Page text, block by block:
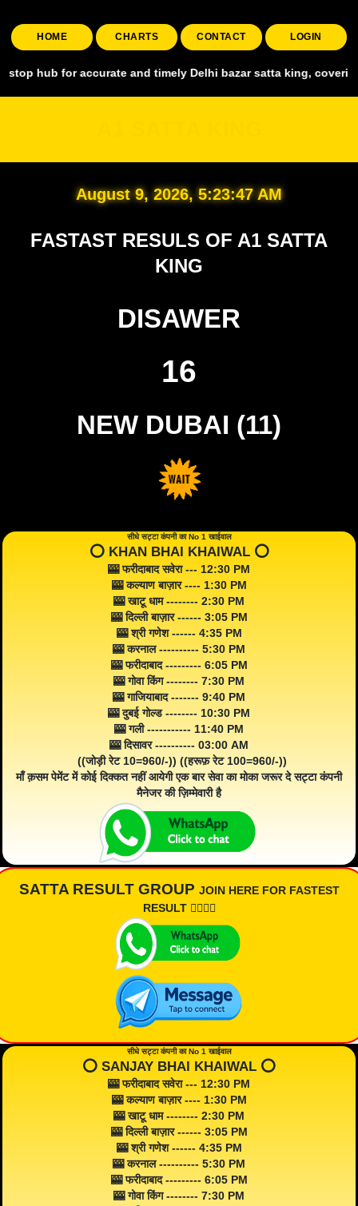
HOME CHARTS CONTACT LOGIN
accurate and timely Delhi bazar satta king, covering all
August 9, 2026, 5:23:48 AM
FASTAST RESULS OF A1 SATTA
KING
DISAWER
16
NEW DUBAI (11)
सीधे सट्टा कंपनी का No 1 खाईवाल
⭕️ KHAN BHAI KHAIWAL ⭕️
🎰 फरीदाबाद सवेरा --- 12:30 PM
🎰 कल्याण बाज़ार ---- 1:30 PM
🎰 खाटू धाम -------- 2:30 PM
🎰 दिल्ली बाज़ार ------ 3:05 PM
🎰 श्री गणेश ------ 4:35 PM
🎰 करनाल ---------- 5:30 PM
🎰 फरीदाबाद --------- 6:05 PM
🎰 गोवा किंग -------- 7:30 PM
🎰 गाजियाबाद ------- 9:40 PM
🎰 दुबई गोल्ड -------- 10:30 PM
🎰 गली ----------- 11:40 PM
🎰 दिसावर ---------- 03:00 AM
((जोड़ी रेट 10=960/-)) ((हरूफ़ रेट 100=960/-))
माँ क़सम पेमेंट में कोई दिक्कत नहीं आयेगी एक बार सेवा का मोका जरूर दे सट्टा कंपनी
मैनेजर की ज़िम्मेवारी है
SATTA RESULT GROUP JOIN HERE FOR FASTEST
RESULT 👇🏾👇🏾
सीधे सट्टा कंपनी का No 1 खाईवाल
⭕️ SANJAY BHAI KHAIWAL ⭕️
🎰 फरीदाबाद सवेरा --- 12:30 PM
🎰 कल्याण बाज़ार ---- 1:30 PM
🎰 खाटू धाम -------- 2:30 PM
🎰 दिल्ली बाज़ार ------ 3:05 PM
🎰 श्री गणेश ------ 4:35 PM
🎰 करनाल ---------- 5:30 PM
🎰 फरीदाबाद --------- 6:05 PM
🎰 गोवा किंग -------- 7:30 PM